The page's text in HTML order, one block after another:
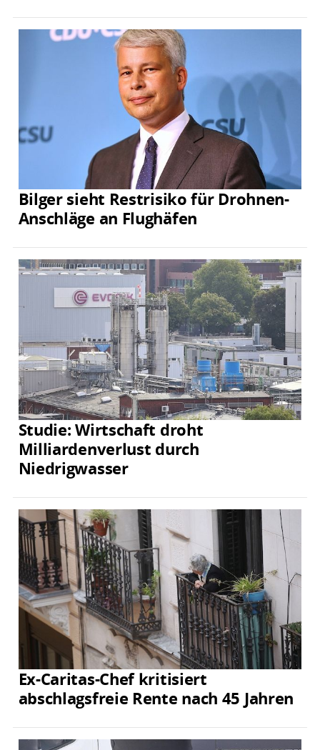
Bilger sieht Restrisiko für Drohnen-
Anschläge an Flughäfen
Studie: Wirtschaft droht
Milliardenverlust durch
Niedrigwasser
Ex-Caritas-Chef kritisiert
abschlagsfreie Rente nach 45 Jahren